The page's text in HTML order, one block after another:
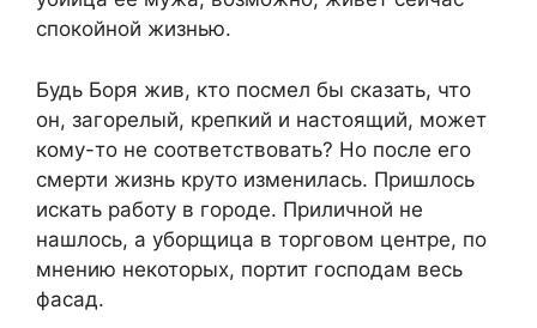
спокойной жизнью.
Будь Боря жив, кто посмел бы сказать, что
он, загорелый, крепкий и настоящий, может
кому-то не соответствовать? Но после его
смерти жизнь круто изменилась. Пришлось
искать работу в городе. Приличной не
нашлось, а уборщица в торговом центре, по
мнению некоторых, портит господам весь
фасад.